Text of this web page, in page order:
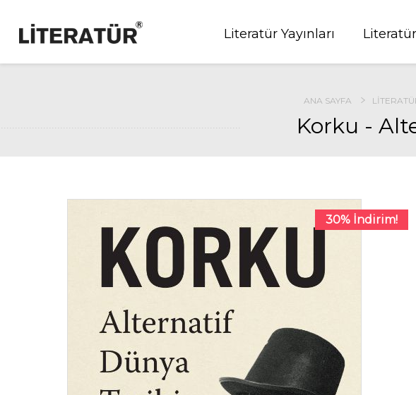
Literatür Yayınları
ANA SAYFA
Korku -
30% İndirim!